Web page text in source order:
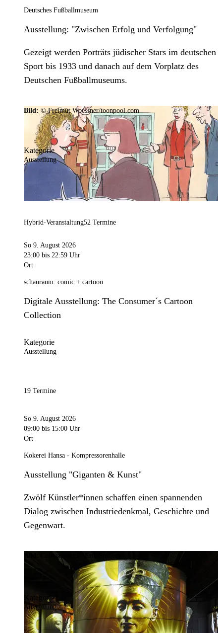
Deutsches Fußballmuseum
Ausstellung: "Zwischen Erfolg und Verfolgung"
Gezeigt werden Porträts jüdischer Stars im deutschen
Sport bis 1933 und danach auf dem Vorplatz des
Deutschen Fußballmuseums.
Bild: © Freimut Woessner/toonpool.com
Kategorie
Ausstellung
Hybrid-Veranstaltung52 Termine
So 9. August 2026
23:00 bis 22:59 Uhr
Ort
schauraum: comic + cartoon
Digitale Ausstellung: The Consumer´s Cartoon
Collection
Kategorie
Ausstellung
19 Termine
So 9. August 2026
09:00 bis 15:00 Uhr
Ort
Kokerei Hansa - Kompressorenhalle
Ausstellung "Giganten & Kunst"
Zwölf Künstler*innen schaffen einen spannenden
Dialog zwischen Industriedenkmal, Geschichte und
Gegenwart.
Culturespaces / Eric Spiller
Kategorie
Ausstellung